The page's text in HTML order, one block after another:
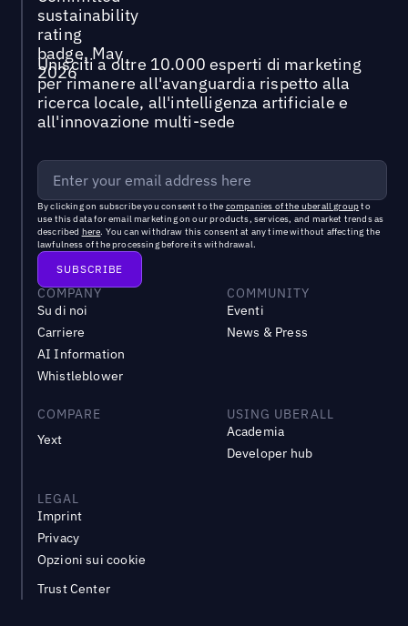
Unisciti a oltre 10.000 esperti di marketing
per rimanere all'avanguardia rispetto alla
ricerca locale, all'intelligenza artificiale e
all'innovazione multi-sede
By clicking on subscribe you consent to the companies of the uberall groupto
use this data for email marketing on our products, services, and market trends as
described here. You can withdraw this consent at any time without affecting the
lawfulness of the processing before its withdrawal.
COMPANY
Su di noi
Carriere
AI Information
Whistleblower
COMMUNITY
Eventi
News & Press
COMPARE
Yext
USING UBERALL
Academia
Developer hub
LEGAL
Imprint
Privacy
Opzioni sui cookie
Trust Center